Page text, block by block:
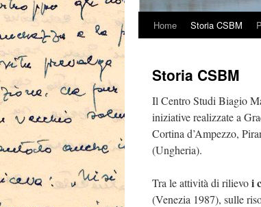
Vai
contenuto
Home Storia CSBM
Storia CSBM
Il Centro Studi Biagio
iniziative realizzate a
Cortina d’Ampezzo,
(Ungheria).
Tra le attività di rilievoi
(Venezia 1987), sulle